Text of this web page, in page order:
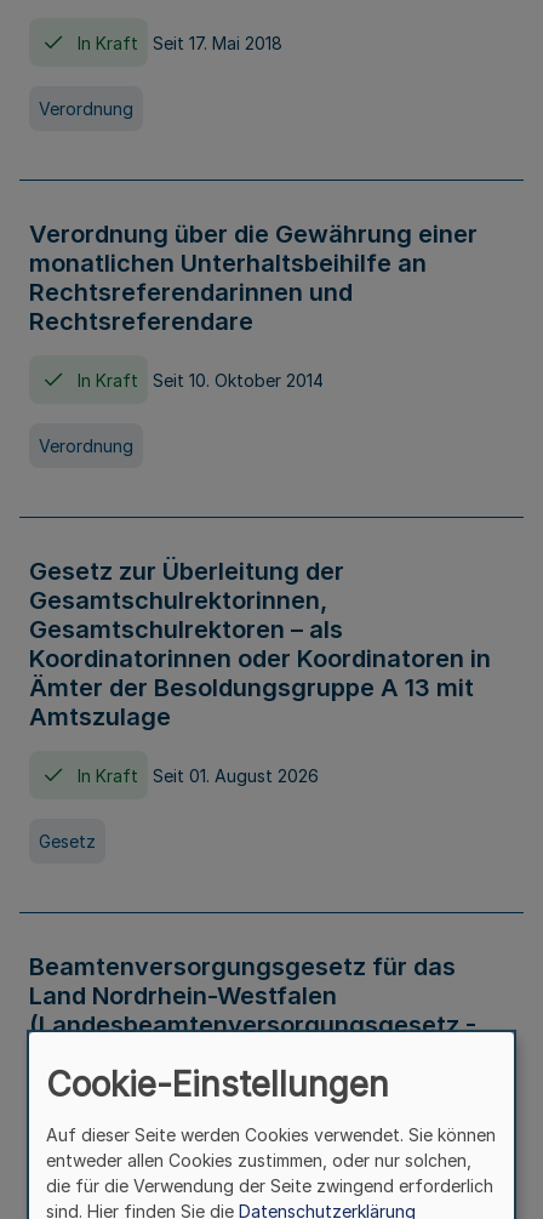
In Kraft Seit 17. Mai 2018
Verordnung
Verordnung über die Gewährung einer
monatlichen Unterhaltsbeihilfe an
Rechtsreferendarinnen und
Rechtsreferendare
In Kraft Seit 10. Oktober 2014
Verordnung
Gesetz zur Überleitung der
Gesamtschulrektorinnen,
Gesamtschulrektoren – als
Koordinatorinnen oder Koordinatoren in
Ämter der Besoldungsgruppe A 13 mit
Amtszulage
In Kraft Seit 01. August 2026
Gesetz
Beamtenversorgungsgesetz für das
Land Nordrhein-Westfalen
(Landesbeamtenversorgungsgesetz -
Gesetz
Cookie-Einstellungen
Auf dieser Seite werden Cookies verwendet. Sie können
entweder allen Cookies zustimmen, oder nur solchen,
die für die Verwendung der Seite zwingend erforderlich
sind. Hier finden Sie die Datenschutzerklärung